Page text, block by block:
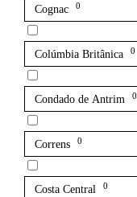
Cognac 0
Colúmbia Britânica 0
Condado de Antrim 0
Correns 0
Costa Central 0